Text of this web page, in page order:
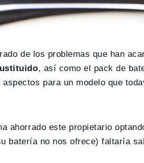
de los problemas que han
, así como el pack de
para un modelo que
ahorrado este propietario
batería no nos ofrece) faltaría